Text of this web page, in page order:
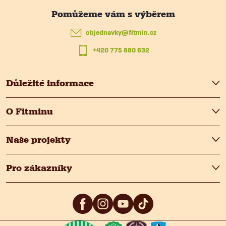
Důležité informace
O Fitminu
Naše projekty
Pro zákazníky
objednavky@fitmin.cz
+420 775 880 632